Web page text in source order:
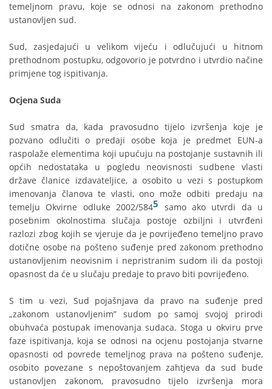
temeljnom pravu, koje se odnosi na zakonom prethodno
ustanovljen sud.
Sud, zasjedajući u velikom vijeću i odlučujući u hitnom
prethodnom postupku, odgovorio je potvrdno i utvrdio načine
primjene tog ispitivanja.
Ocjena Suda
Sud smatra da, kada pravosudno tijelo izvršenja koje je
pozvano odlučiti o predaji osobe koja je predmet EUN-a
raspolaže elementima koji upućuju na postojanje sustavnih ili
općih nedostataka u pogledu neovisnosti sudbene vlasti
države članice izdavateljice, a osobito u vezi s postupkom
imenovanja članova te vlasti, ono može odbiti predaju na
temelju Okvirne odluke 2002/5845 samo ako utvrdi da u
posebnim okolnostima slučaja postoje ozbiljni i utvrđeni
razlozi zbog kojih se vjeruje da je povrijeđeno temeljno pravo
dotične osobe na pošteno suđenje pred zakonom prethodno
ustanovljenim neovisnim i nepristranim sudom ili da postoji
opasnost da će u slučaju predaje to pravo biti povrijeđeno.
S tim u vezi, Sud pojašnjava da pravo na suđenje pred
„zakonom ustanovljenim” sudom po samoj svojoj prirodi
obuhvaća postupak imenovanja sudaca. Stoga u okviru prve
faze ispitivanja, koja se odnosi na ocjenu postojanja stvarne
opasnosti od povrede temeljnog prava na pošteno suđenje,
osobito povezane s nepoštovanjem zahtjeva da sud bude
ustanovljen zakonom, pravosudno tijelo izvršenja mora